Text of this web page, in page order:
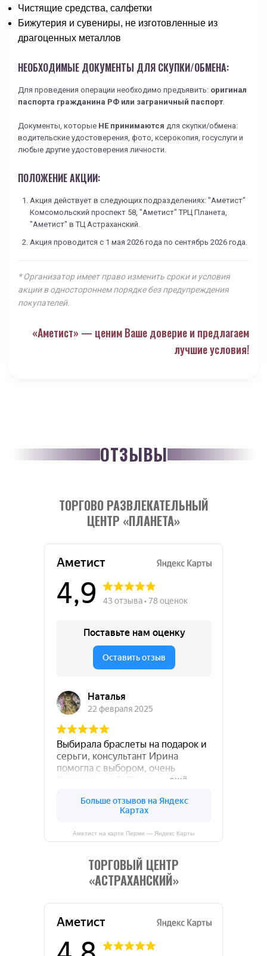
Чистящие средства, салфетки
Бижутерия и сувениры, не изготовленные из
драгоценных металлов
НЕОБХОДИМЫЕ ДОКУМЕНТЫ ДЛЯ СКУПКИ/ОБМЕНА:
Для проведения операции необходимо предъявить: оригинал
паспорта гражданина РФ или заграничный паспорт.
Документы, которые НЕ принимаются для скупки/обмена:
водительские удостоверения, фото, ксерокопия, госуслуги и
любые другие удостоверения личности.
ПОЛОЖЕНИЕ АКЦИИ:
Акция действует в следующих подразделениях: "Аметист"
Комсомольский проспект 58, "Аметист" ТРЦ Планета,
"Аметист" в ТЦ Астраханский.
Акция проводится с 1 мая 2026 года по сентябрь 2026 года.
* Организатор имеет право изменить сроки и условия
акции в одностороннем порядке без предупреждения
покупателей.
«Аметист» — ценим Ваше доверие и предлагаем
лучшие условия!
ОТЗЫВЫ
ТОРГОВО РАЗВЛЕКАТЕЛЬНЫЙ
ЦЕНТР «ПЛАНЕТА»
Аметист на карте Перми — Яндекс Карты
ТОРГОВЫЙ ЦЕНТР
«АСТРАХАНСКИЙ»